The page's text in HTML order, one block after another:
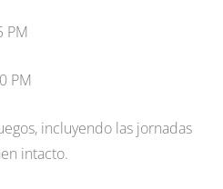
PM
PM
incluyendo las jornadas
intacto.